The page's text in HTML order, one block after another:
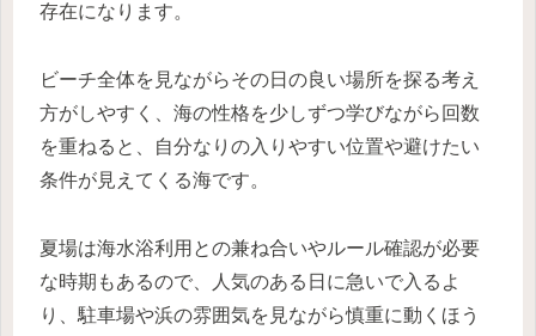
存在になります。
ビーチ全体を見ながらその日の良い場所を探る考え
方がしやすく、海の性格を少しずつ学びながら回数
を重ねると、自分なりの入りやすい位置や避けたい
条件が見えてくる海です。
夏場は海水浴利用との兼ね合いやルール確認が必要
な時期もあるので、人気のある日に急いで入るよ
り、駐車場や浜の雰囲気を見ながら慎重に動くほう